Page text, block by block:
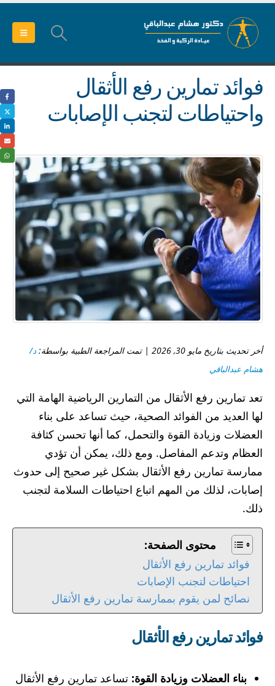
فوائد تمارين رفع الأثقال
واحتياطات لتجنب الإصابات
أخر تحديث بتاريخ مايو 30, 2026 | تمت المراجعة الطبية بواسطة:
د/
هشام عبدالباقي
تعد تمارين رفع الأثقال من التمارين الرياضية الهامة التي
لها العديد من الفوائد الصحية، حيث تساعد على بناء
العضلات وزيادة القوة والتحمل، كما أنها تحسن كثافة
العظام وتدعم المفاصل. ومع ذلك، يمكن أن تؤدي
ممارسة تمارين رفع الأثقال بشكل غير صحيح إلى حدوث
إصابات، لذلك من المهم اتباع احتياطات السلامة لتجنب
ذلك.
محتوى الصفحة:
فوائد تمارين رفع الأثقال
احتياطات لتجنب الإصابات
نصائح لمن يقوم بممارسة تمارين رفع الأثقال
فوائد تمارين رفع الأثقال
بناء العضلات وزيادة القوة: تساعد تمارين رفع الأثقال